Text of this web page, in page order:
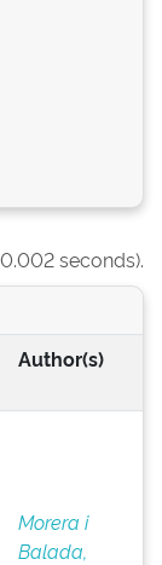
seconds).
Author(s)
Morera i
Balada,